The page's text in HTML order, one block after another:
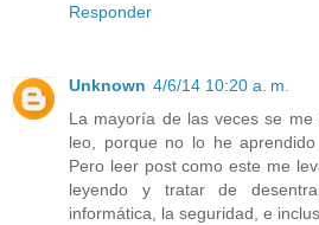
Responder
Unknown 4/6/14 10:20 a. m.
La mayoría de las veces se
leo, porque no lo he aprendido
Pero leer post como este me
leyendo y tratar de
informática, la seguridad, e